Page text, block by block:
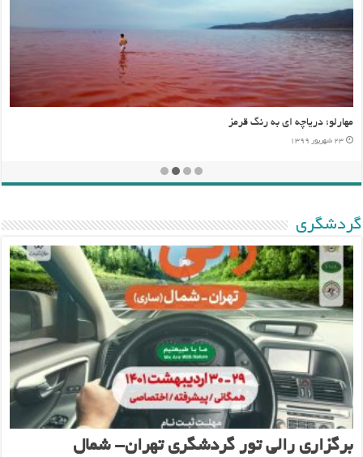
دشت لوت؛ گرم ترین نقطه زمین
۱۶ شهریور ۱۳۹۹
گردشگری
برگزاری رالی تور گردشگری تهران- شمال